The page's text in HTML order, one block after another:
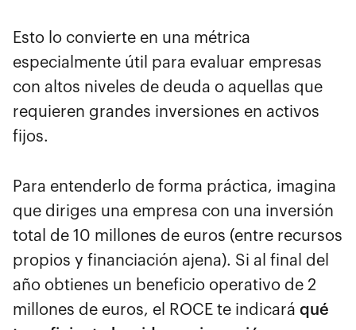
Esto lo convierte en una métrica
especialmente útil para evaluar empresas
con altos niveles de deuda o aquellas que
requieren grandes inversiones en activos
fijos.
Para entenderlo de forma práctica, imagina
que diriges una empresa con una inversión
total de 10 millones de euros (entre recursos
propios y financiación ajena). Si al final del
año obtienes un beneficio operativo de 2
millones de euros, el ROCE te indicará qué